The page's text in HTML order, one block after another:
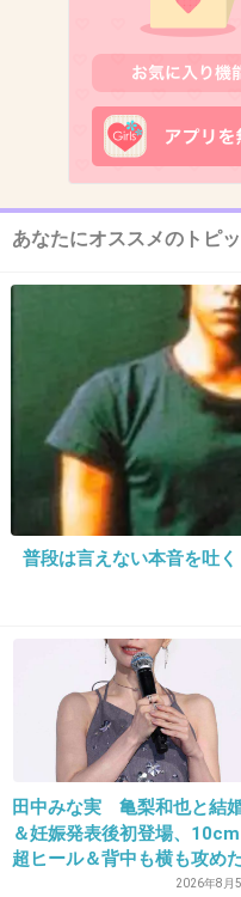
2016/02/06(土) 13:58:43
隠せばok！
どうにかできそうな
8. 匿名2016/02/06(土) 13:58:45
別にいいんじゃない？
2016/02/06(土) 13:58:46
別によくないか？
10. 匿名2016/02/06(土) 13:58:50
タトゥーっていうか
あなたにオススメのトピ
普段は言えない本音を吐
田中みな実 亀梨和也と結
＆妊娠発表後初登場、10cm
超ヒール＆背中も横も攻め
ドレスで祝福に笑顔「あり
2026年8月5